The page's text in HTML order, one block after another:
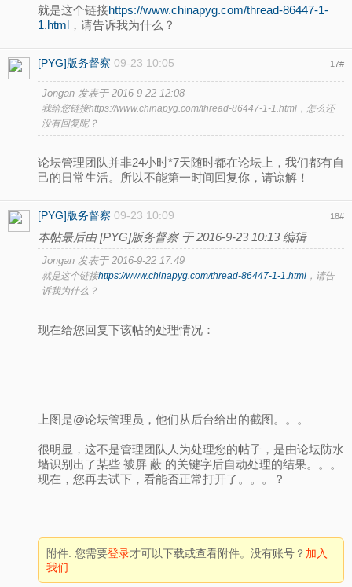
就是这个链接https://www.chinapyg.com/thread-86447-1-
1.html ，请告诉我为什么？
[PYG]版务督察 09-23 10:05 17#
Jongan 发表于 2016-9-22 12:08
我给您链接https://www.chinapyg.com/thread-86447-1-1.html，怎么还
没有回复呢？
论坛管理团队并非24小时*7天随时都在论坛上，我们都有自
己的日常生活。所以不能第一时间回复你，请谅解！
[PYG]版务督察 09-23 10:09 18#
本帖最后由 [PYG]版务督察 于 2016-9-23 10:13 编辑
Jongan 发表于 2016-9-22 17:49
就是这个链接https://www.chinapyg.com/thread-86447-1-1.html ，请告
诉我为什么？
现在给您回复下该帖的处理情况：
上图是@论坛管理员，他们从后台给出的截图。。。
很明显，这不是管理团队人为处理您的帖子，是由论坛防水
墙识别出了某些 被屏 蔽 的关键字后自动处理的结果。。。
现在，您再去试下，看能否正常打开了。。。？
附件: 您需要登录才可以下载或查看附件。没有账号？ 加入
我们